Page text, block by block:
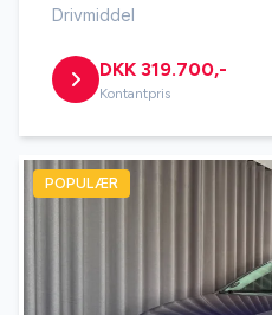
Drivmiddel
DKK 319.700,-
Kontantpris
POPULÆR